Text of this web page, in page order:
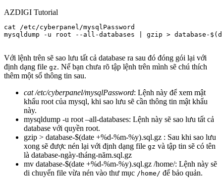
AZDIGI Tutorial
cat /etc/cyberpanel/mysqlPassword
mysqldump -u root --all-databases | gzip > database-
Với lệnh trên sẽ sao lưu tất cả database ra sau đó đóng gói lại với
định dạng file gz. Nế bạn chưa rõ tập lệnh trên mình sẽ chú thích
thêm một số thông tin sau.
cat /etc/cyberpanel/mysqlPassword: Lệnh này để xem mật
khẩu root của mysql, khi sao lưu sẽ cần thông tin mật khẩu
này.
mysqldump -u root –all-databases: Lệnh này sẽ sao lưu tất cả
database với quyền root.
gzip > database-$(date +%d-%m-%y).sql.gz : Sau khi sao lưu
xong sẽ được nén lại với định dạng file gz và tập tin sẽ có tên
là database-ngày-tháng-năm.sql.gz
mv database-$(date +%d-%m-%y).sql.gz /home/: Lệnh này sẽ
di chuyển file vừa nén vào thư mục /home/ để bảo quản.